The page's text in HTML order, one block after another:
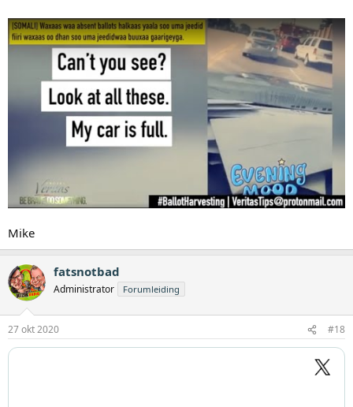
Mike
fatsnotbad
Administrator Forumleiding
27 okt 2020 #18